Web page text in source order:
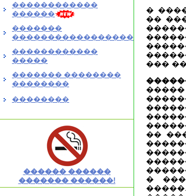
������������
������
�������
�����������������
������������
�����
������� ��������
��������
��������
������ ������
������� ������!
�
��
���
��
�